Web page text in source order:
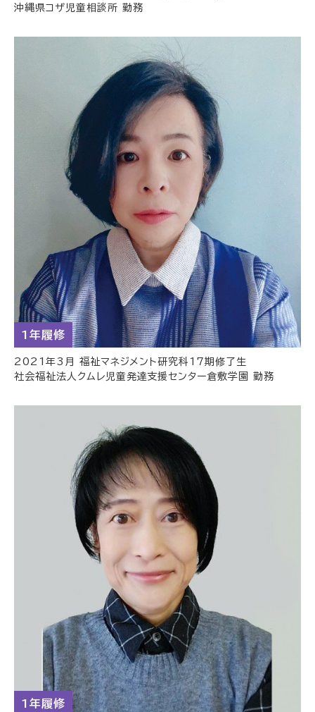
沖縄県コザ児童相談所 勤務
1年履修
2021年3月 福祉マネジメント研究科17期修了生
社会福祉法人クムレ児童発達支援センター倉敷学園 勤務
1年履修